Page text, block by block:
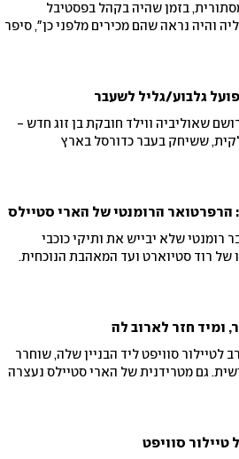
בזמן שהיה בקהל בפסטיבל
והיה נראה שהם מכירים מלפני כן", סיפר
גלבוע/גליל לשעבר
שאוליביה ווילד חובקת בן זוג חדש -
ששיחק בעבר כדורסל בארץ
הרפרטואר הרומנטי של הארי סטיילס
חוגג את יום הולדתו ה-30 עם עבר רומנטי שלא יבייש את ותיקי כוכבי
של רוד סטיוארט ועד המאהבת הנוכחית.
ומיד חזר לארוב לה
סוויפט ליד הבניין שלה, שוחרר
גם מטרידנית של הארי סטיילס נעצרה
טיילור סוויפט